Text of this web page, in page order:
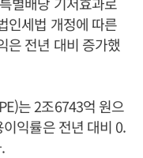
인세법 개정에 따른
은 전년 대비 증가했
는 2조6743억 원으
익률은 전년 대비 0.